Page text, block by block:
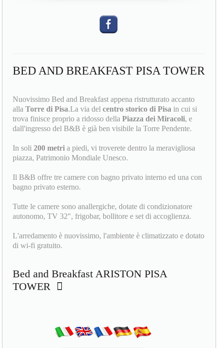
BED AND BREAKFAST PISA TOWER
Nuovissimo Bed and Breakfast appena ristrutturato accanto
allaTorre di Pisa.La via delcentro storico di Pisa in cui si
trova finisce proprio a ridosso dellaPiazza dei Miracoli, e
dall'ingresso del B&B è già ben visibile la Torre Pendente.
In soli 200 metri a piedi, vi troverete dentro la meravigliosa
piazza, Patrimonio Mondiale Unesco.
Il B&B offre tre camere con bagno privato interno ed una con
bagno privato esterno.
Tutte le camere sono anallergiche, dotate di condizionatore
autonomo, TV 32", frigobar, bollitore e set di accoglienza.
L'arredamento è nuovissimo, l'ambiente è climatizzato e dotato
di wi-fi gratuito.
Bed and Breakfast ARISTON PISA
TOWER